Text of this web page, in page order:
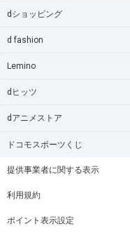
dショッピング
d fashion
Lemino
dヒッツ
dアニメストア
ドコモスポーツくじ
提供事業者に関する表示
利用規約
ポイント表示設定